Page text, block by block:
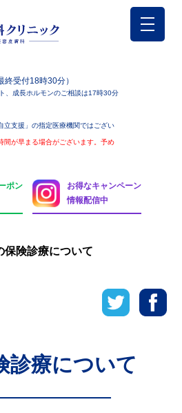
受付18時30分）
、成長ホルモンのご相談は17時30分
支援」の指定医療機関ではござい
が早まる場合がございます。予め
ポン
お得なキャンペーン
情報配信中
保険診療について
診療について